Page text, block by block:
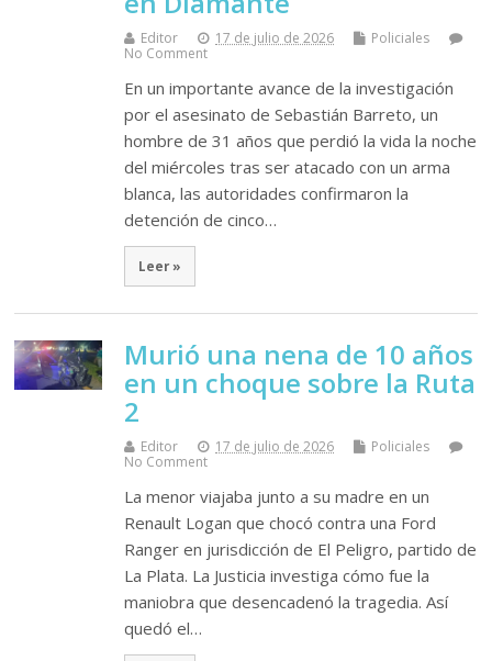
Editor 17 de julio de 2026
Policiales
No Comment
En un importante avance de la investigación
por el asesinato de Sebastián Barreto, un
hombre de 31 años que perdió la vida la noche
del miércoles tras ser atacado con un arma
blanca, las autoridades confirmaron la
detención de cinco…
Leer »
Murió una nena de 10 años
en un choque sobre la Ruta
2
Editor 17 de julio de 2026
Policiales
No Comment
La menor viajaba junto a su madre en un
Renault Logan que chocó contra una Ford
Ranger en jurisdicción de El Peligro, partido de
La Plata. La Justicia investiga cómo fue la
maniobra que desencadenó la tragedia. Así
quedó el…